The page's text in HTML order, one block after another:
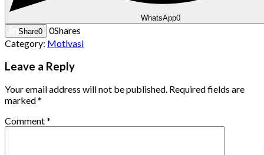
WhatsApp0
Share0 0Shares
Category: Motivasi
Leave a Reply
Your email address will not be published. Required fields are
marked*
Comment*